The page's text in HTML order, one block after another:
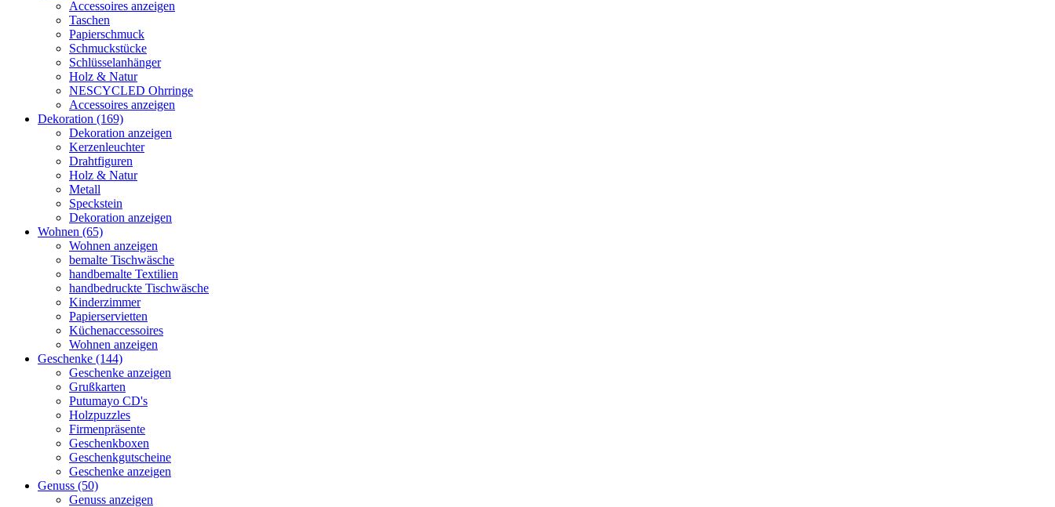
Accessoires anzeigen
Taschen
Papierschmuck
Schmuckstücke
Schlüsselanhänger
Holz & Natur
NESCYCLED Ohrringe
Accessoires anzeigen
Dekoration (169)
Dekoration anzeigen
Kerzenleuchter
Drahtfiguren
Holz & Natur
Metall
Speckstein
Dekoration anzeigen
Wohnen (65)
Wohnen anzeigen
bemalte Tischwäsche
handbemalte Textilien
handbedruckte Tischwäsche
Kinderzimmer
Papierservietten
Küchenaccessoires
Wohnen anzeigen
Geschenke (144)
Geschenke anzeigen
Grußkarten
Putumayo CD's
Holzpuzzles
Firmenpräsente
Geschenkboxen
Geschenkgutscheine
Geschenke anzeigen
Genuss (50)
Genuss anzeigen